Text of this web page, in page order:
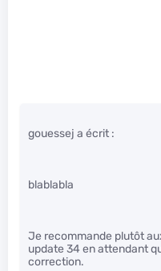
gouessej a écrit :
blablabla
Je recommande plutôt
update 34 en attendant
correction.